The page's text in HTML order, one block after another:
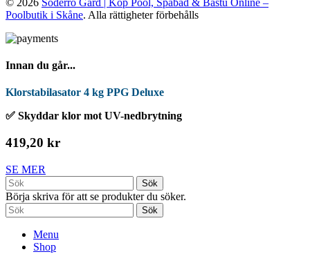
Poolbutik i Skåne. Alla rättigheter förbehålls
Innan du går...
Klorstabilasator 4 kg PPG Deluxe
✅ Skyddar klor mot UV-nedbrytning
419,20 kr
SE MER
Sök
Börja skriva för att se produkter du söker.
Sök
Menu
Shop